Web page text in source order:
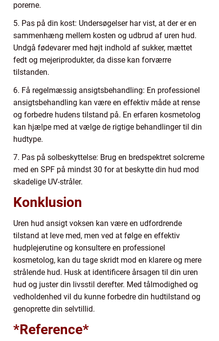
porerne.
5. Pas på din kost: Undersøgelser har vist, at der er en
sammenhæng mellem kosten og udbrud af uren hud.
Undgå fødevarer med højt indhold af sukker, mættet
fedt og mejeriprodukter, da disse kan forværre
tilstanden.
6. Få regelmæssig ansigtsbehandling: En professionel
ansigtsbehandling kan være en effektiv måde at rense
og forbedre hudens tilstand på. En erfaren kosmetolog
kan hjælpe med at vælge de rigtige behandlinger til din
hudtype.
7. Pas på solbeskyttelse: Brug en bredspektret solcreme
med en SPF på mindst 30 for at beskytte din hud mod
skadelige UV-stråler.
Konklusion
Uren hud ansigt voksen kan være en udfordrende
tilstand at leve med, men ved at følge en effektiv
hudplejerutine og konsultere en professionel
kosmetolog, kan du tage skridt mod en klarere og mere
strålende hud. Husk at identificere årsagen til din uren
hud og juster din livsstil derefter. Med tålmodighed og
vedholdenhed vil du kunne forbedre din hudtilstand og
genoprette din selvtillid.
*Reference*